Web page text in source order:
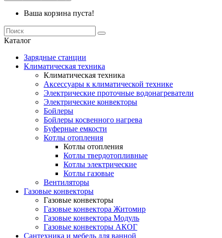
Ваша корзина пуста!
Каталог
Зарядные станции
Климатическая техника
Климатическая техника
Аксессуары к климатической технике
Электрические проточные водонагреватели
Электрические конвекторы
Бойлеры
Бойлеры косвенного нагрева
Буферные емкости
Котлы отопления
Котлы отопления
Котлы твердотопливные
Котлы электрические
Котлы газовые
Вентиляторы
Газовые конвекторы
Газовые конвекторы
Газовые конвектора Житомир
Газовые конвектора Модуль
Газовые конвекторы АКОГ
Сантехника и мебель для ванной